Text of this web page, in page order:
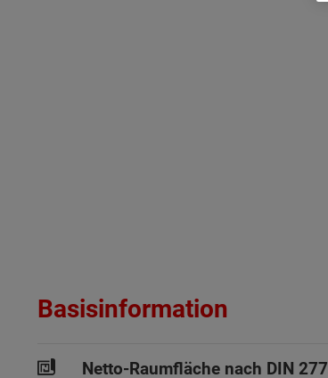
Basisinformation
Netto-Raumfläche nach DIN 277